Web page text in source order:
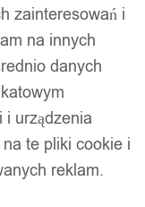
wysyłamy tego
zainteresowań i
na innych
danych
i urządzenia
te pliki cookie i
reklam.